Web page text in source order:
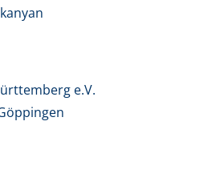
e.V.